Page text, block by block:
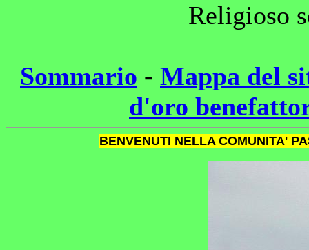
Religioso
Sommario - Mappa del
d'oro
BENVENUTI NELLA COMUNITA'